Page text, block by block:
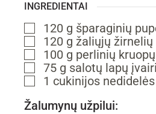
INGREDIENTAI
▢
120 g šparaginių
▢
120 g žaliųjų žirnelių
▢
100 g perlinių kruopų
▢
75 g salotų lapų
▢
1 cukinijos nedidelės
Žalumynų užpilui: